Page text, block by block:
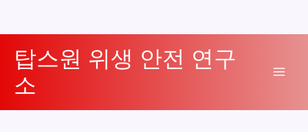
탑스원 위생 안전 연구
소